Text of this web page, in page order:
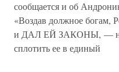
сообщается и об
«Воздав должное богам,
и ДАЛ ЕЙ ЗАКОНЫ, —
сплотить ее в единый